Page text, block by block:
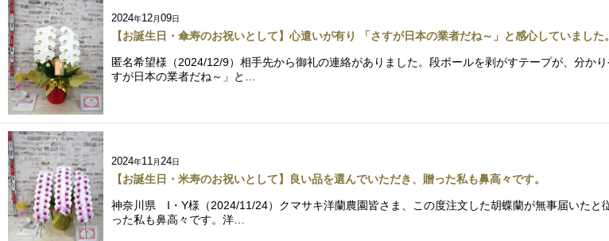
2024年12月09日
【お誕生日・傘寿のお祝いとして】心遣いが有り 「さすが日本の業者だね～」と感心していました。
匿名希望様（2024/12/9）相手先から御礼の連絡がありました。段ボールを剥がすテープが、分か
すが日本の業者だね～」と…
2024年11月24日
【お誕生日・米寿のお祝いとして】良い品を選んでいただき、贈った私も鼻高々です。
神奈川県 I・Y様（2024/11/24）クマサキ洋蘭農園皆さま、この度注文した胡蝶蘭が無事届いた
った私も鼻高々です。洋…